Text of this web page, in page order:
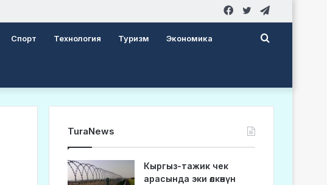
Twitter
Facebook
Спорт Технология Туризм Экономика Search
TuraNews
Кыргыз-тажик чек
арасында эки өлкөнүн